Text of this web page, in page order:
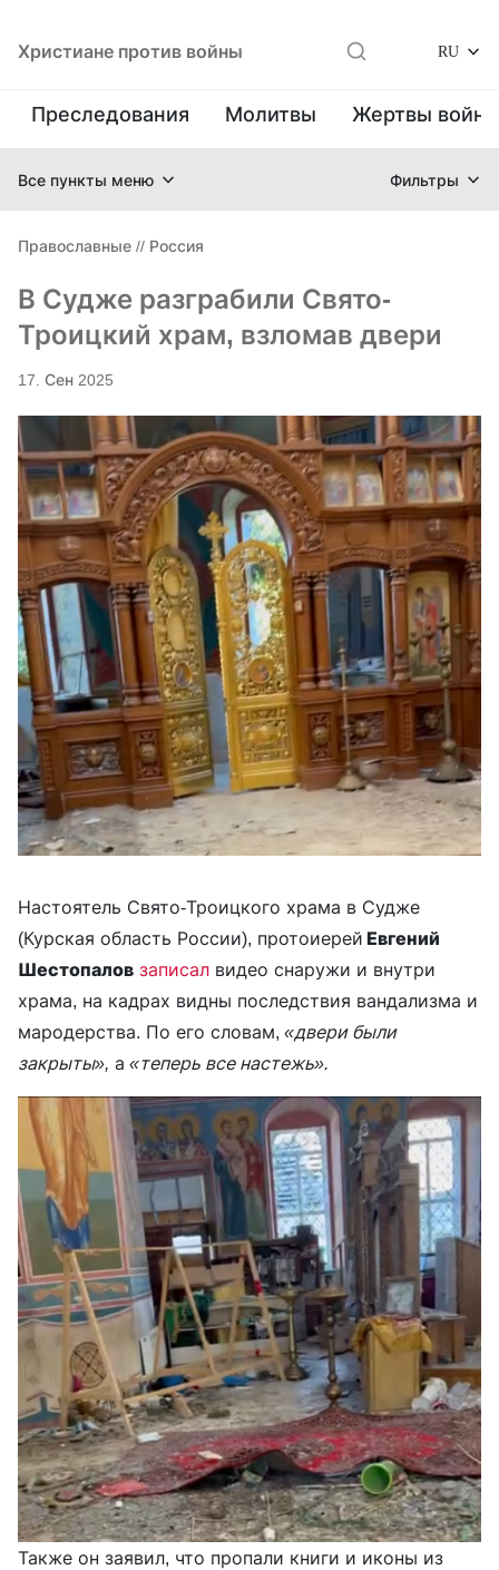
Христиане против войны RU
Преследования Молитвы Жертвы
Все пункты меню Фильтры
Православные // Россия
В Судже разграбили Свято-
Троицкий храм, взломав двери
17. Сен 2025
Настоятель Свято-Троицкого храма в Судже
(Курская область России), протоиерей Евгений
Шестопалов записал видео снаружи и внутри
храма, на кадрах видны последствия вандализма и
мародерства. По его словам, «двери были
закрыты», а «теперь все настежь».
Также он заявил, что пропали книги и иконы из